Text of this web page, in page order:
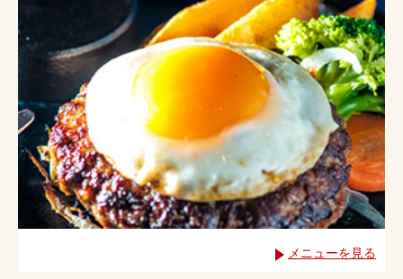
メニューを見る